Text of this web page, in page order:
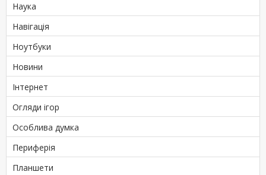
Наука
Навігація
Ноутбуки
Новини
Інтернет
Огляди ігор
Особлива думка
Периферія
Планшети